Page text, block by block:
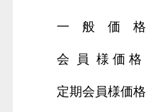
一 般 価
会 員 様 価
定期会員様価